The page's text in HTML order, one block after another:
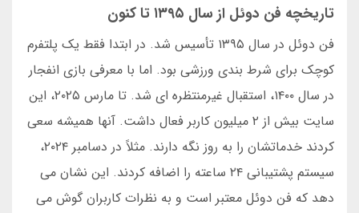
تاریخچه فن دوئل از سال ۱۳۹۵ تا کنون
فن دوئل در سال ۱۳۹۵ تأسیس شد. در ابتدا فقط یک پلتفرم
کوچک برای شرط بندی ورزشی بود. اما با معرفی بازی انفجار
در سال ۱۴۰۰، استقبال غیرمنتظره ای شد. تا مارس ۲۰۲۵، این
سایت بیش از ۲ میلیون کاربر فعال داشت. آنها همیشه سعی
کردند خدماتشان را به روز نگه دارند. مثلاً در دسامبر ۲۰۲۴،
سیستم پشتیبانی ۲۴ ساعته را اضافه کردند. این نشان می
دهد که فن دوئل معتبر است و به نظرات کاربران گوش می